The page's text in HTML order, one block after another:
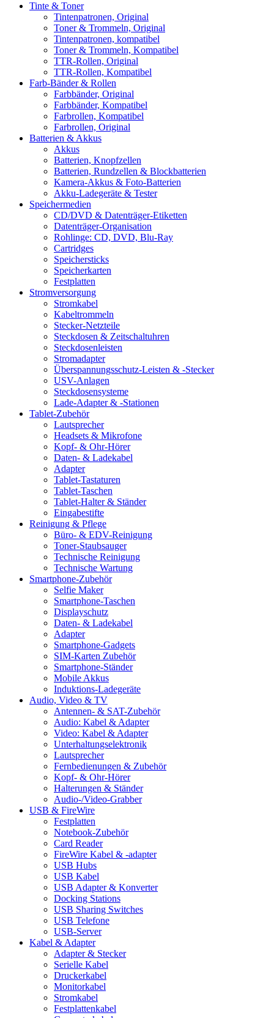
Tinte & Toner
Tintenpatronen, Original
Toner & Trommeln, Original
Tintenpatronen, kompatibel
Toner & Trommeln, Kompatibel
TTR-Rollen, Original
TTR-Rollen, Kompatibel
Farb-Bänder & Rollen
Farbbänder, Original
Farbbänder, Kompatibel
Farbrollen, Kompatibel
Farbrollen, Original
Batterien & Akkus
Akkus
Batterien, Knopfzellen
Batterien, Rundzellen & Blockbatterien
Kamera-Akkus & Foto-Batterien
Akku-Ladegeräte & Tester
Speichermedien
CD/DVD & Datenträger-Etiketten
Datenträger-Organisation
Rohlinge: CD, DVD, Blu-Ray
Cartridges
Speichersticks
Speicherkarten
Festplatten
Stromversorgung
Stromkabel
Kabeltrommeln
Stecker-Netzteile
Steckdosen & Zeitschaltuhren
Steckdosenleisten
Stromadapter
Überspannungsschutz-Leisten & -Stecker
USV-Anlagen
Steckdosensysteme
Lade-Adapter & -Stationen
Tablet-Zubehör
Lautsprecher
Headsets & Mikrofone
Kopf- & Ohr-Hörer
Daten- & Ladekabel
Adapter
Tablet-Tastaturen
Tablet-Taschen
Tablet-Halter & Ständer
Eingabestifte
Reinigung & Pflege
Büro- & EDV-Reinigung
Toner-Staubsauger
Technische Reinigung
Technische Wartung
Smartphone-Zubehör
Selfie Maker
Smartphone-Taschen
Displayschutz
Daten- & Ladekabel
Adapter
Smartphone-Gadgets
SIM-Karten Zubehör
Smartphone-Ständer
Mobile Akkus
Induktions-Ladegeräte
Audio, Video & TV
Antennen- & SAT-Zubehör
Audio: Kabel & Adapter
Video: Kabel & Adapter
Unterhaltungselektronik
Lautsprecher
Fernbedienungen & Zubehör
Kopf- & Ohr-Hörer
Halterungen & Ständer
Audio-/Video-Grabber
USB & FireWire
Festplatten
Notebook-Zubehör
Card Reader
FireWire Kabel & -adapter
USB Hubs
USB Kabel
USB Adapter & Konverter
Docking Stations
USB Sharing Switches
USB Telefone
USB-Server
Kabel & Adapter
Adapter & Stecker
Serielle Kabel
Druckerkabel
Monitorkabel
Stromkabel
Festplattenkabel